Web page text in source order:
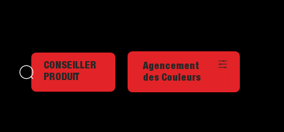
CONSEILLER
PRODUIT
Agencement
des Couleurs